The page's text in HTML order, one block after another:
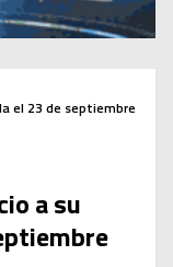
el 23 de septiembre
a su